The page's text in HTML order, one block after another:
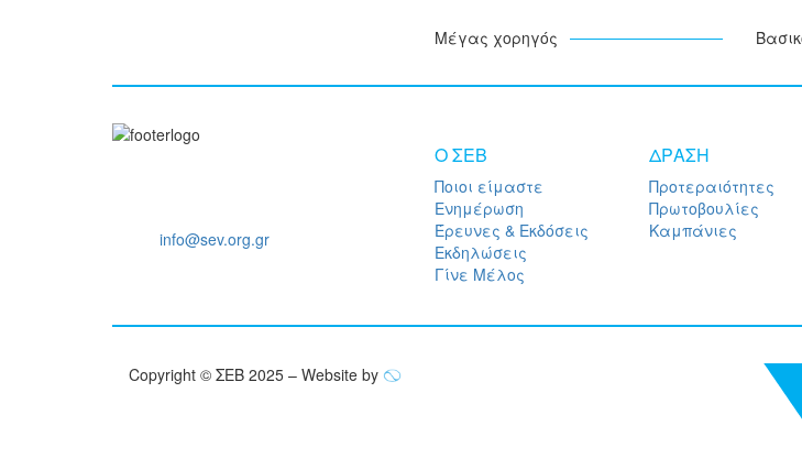
Μέγας χορηγός
info@sev.org.gr
O ΣΕΒ
Ποιοι είμαστε
Ενημέρωση
Έρευνες & Εκδόσεις
Εκδηλώσεις
Γίνε Μέλος
ΔΡΑΣΗ
Προτεραιότητες
Πρωτοβουλίες
Καμπάνιες
Copyright © ΣΕΒ 2025 – Website by